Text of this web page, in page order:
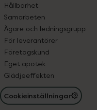
Hållbarhet
Samarbeten
Ägare och ledningsgrupp
För leverantörer
Företagskund
Eget apotek
Glädjeeffekten
Cookieinställningar